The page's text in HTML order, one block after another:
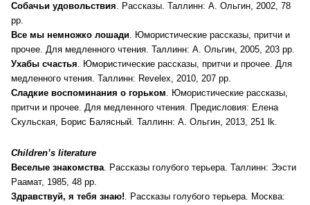
Собачьи удовольствия. Рассказы. Таллинн: А. Ольгин, 2002, 78
pp.
Все мы немножко лошади. Юмористические рассказы, притчи и
прочее. Для медленного чтения. Таллинн: А. Ольгин, 2005, 203 pp.
Ухабы счастья. Юмористические рассказы, притчи и прочее. Для
медленного чтения. Таллинн: Revelex, 2010, 207 pp.
Сладкие воспоминания о горьком. Юмористические рассказы,
притчи и прочее. Для медленного чтения. Предисловия: Елена
Скульская, Борис Балясный. Таллинн: А. Ольгин, 2013, 251 lk.
Children’s literature
Веселые знакомства. Рассказы голубого терьера. Таллинн: Ээсти
Раамат, 1985, 48 pp.
Здравствуй, я тебя знаю!. Рассказы голубого терьера. Москва: